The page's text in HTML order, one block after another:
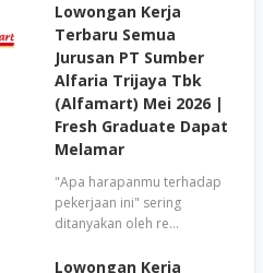
Lowongan Kerja
Terbaru Semua
Jurusan PT Sumber
Alfaria Trijaya Tbk
(Alfamart) Mei 2026 |
Fresh Graduate Dapat
Melamar
"Apa harapanmu terhadap
pekerjaan ini" sering
ditanyakan oleh re…
Lowongan Kerja